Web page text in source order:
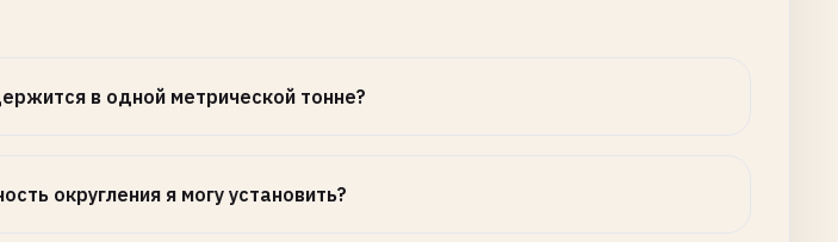
в одной метрической тонне?
округления я могу установить?